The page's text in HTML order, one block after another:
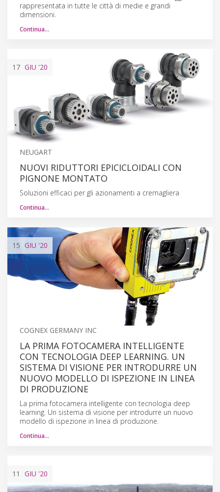
rappresentata in tutte le città di medie e grandi
dimensioni.
Continua…
17 GIU '20
NEUGART
NUOVI RIDUTTORI EPICICLOIDALI CON
PIGNONE MONTATO
Soluzioni efficaci per gli azionamenti a cremagliera
Continua…
15 GIU '20
COGNEX GERMANY INC
LA PRIMA FOTOCAMERA INTELLIGENTE
CON TECNOLOGIA DEEP LEARNING. UN
SISTEMA DI VISIONE PER INTRODURRE UN
NUOVO MODELLO DI ISPEZIONE IN LINEA
DI PRODUZIONE
La prima fotocamera intelligente con tecnologia deep
learning. Un sistema di visione per introdurre un nuovo
modello di ispezione in linea di produzione.
Continua…
11 GIU '20